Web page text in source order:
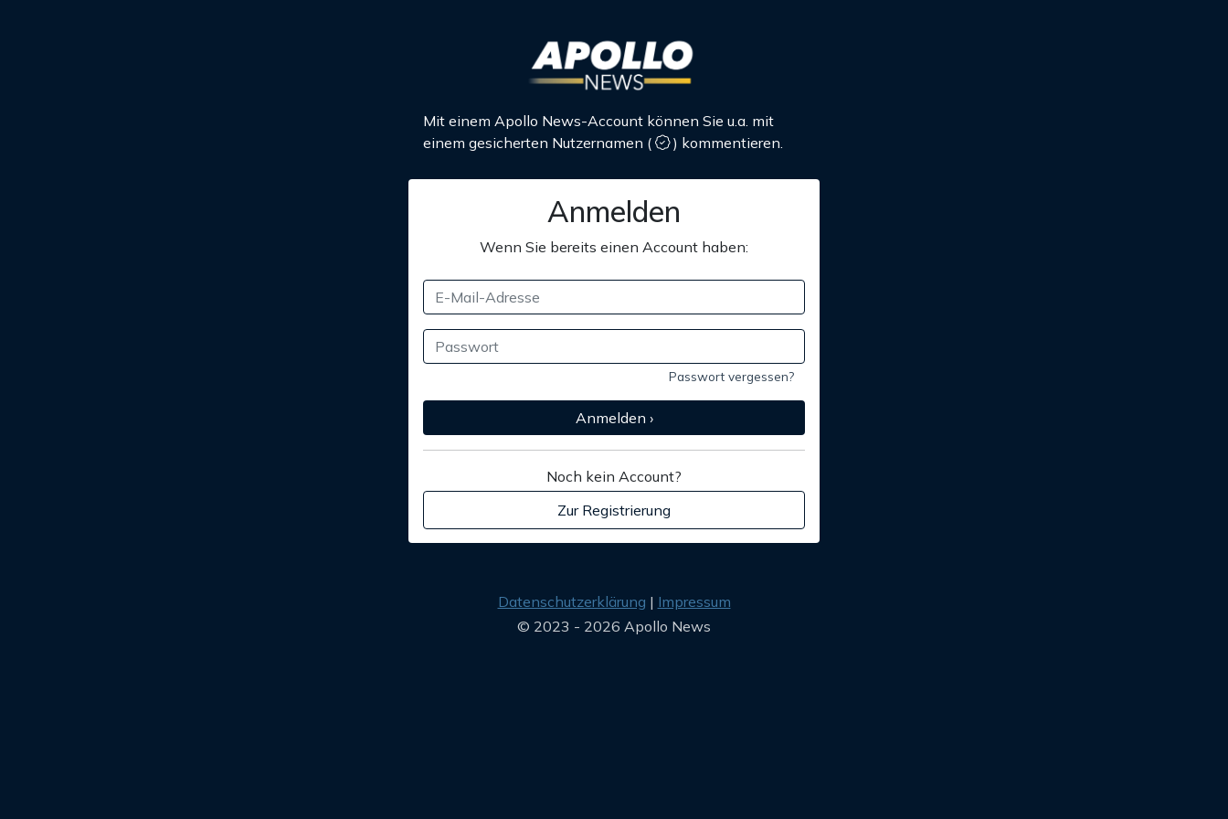
Mit einem Apollo News-Account können Sie u.a. mit
einem gesicherten Nutzernamen ( ) kommentieren.
Anmelden
Wenn Sie bereits einen Account haben:
Passwort vergessen?
Anmelden ›
Noch kein Account?
Zur Registrierung
Datenschutzerklärung
Impressum
© 2023 - 2026 Apollo News